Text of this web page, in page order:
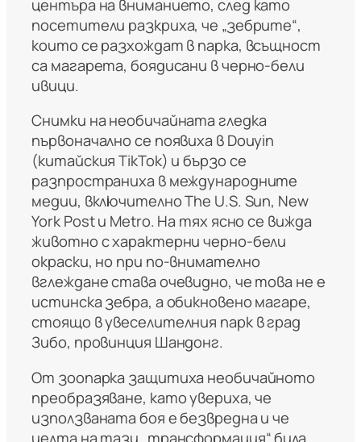
центъра на вниманието, след като
посетители разкриха, че „зебрите“,
които се разхождат в парка, всъщност
са магарета, боядисани в черно-бели
ивици.
Снимки на необичайната гледка
първоначално се появиха в Douyin
(китайския TikTok) и бързо се
разпространиха в международните
медии, включително The U.S. Sun, New
York Post и Metro. На тях ясно се вижда
животно с характерни черно-бели
окраски, но при по-внимателно
вглеждане става очевидно, че това не е
истинска зебра, а обикновено магаре,
стоящо в увеселителния парк в град
Зибо, провинция Шандонг.
От зоопарка защитиха необичайното
преобразяване, като увериха, че
използваната боя е безвредна и че
целта на тази „трансформация“ била